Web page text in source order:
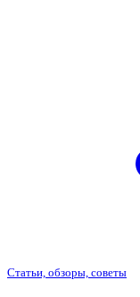
Статьи, обзоры, советы